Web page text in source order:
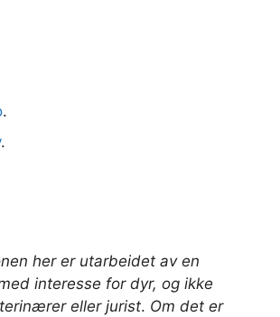
.
.
her er utarbeidet av en
interesse for dyr, og ikke
eller jurist. Om det er